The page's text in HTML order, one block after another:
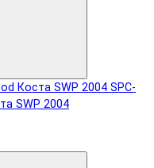
SPC-
SWP 2004